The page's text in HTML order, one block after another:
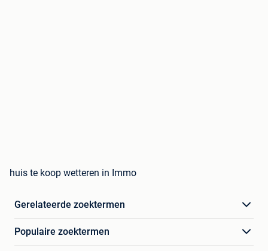
huis te koop wetteren in Immo
Gerelateerde zoektermen
Populaire zoektermen